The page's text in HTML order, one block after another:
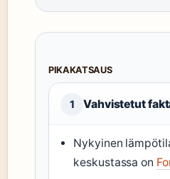
PIKAKATSAUS
1 Vahvistetut
Nykyinen
keskustassa on